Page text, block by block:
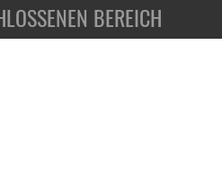
BEREICH